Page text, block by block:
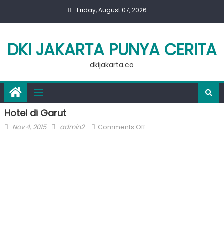
Friday, August 07, 2026
DKI JAKARTA PUNYA CERITA
dkijakarta.co
Hotel di Garut
Posted
Nov 4, 2015 Author
admin2 Comments Offon